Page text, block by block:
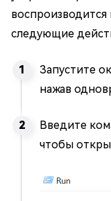
следующие
Запустите
нажав
Введите
чтобы